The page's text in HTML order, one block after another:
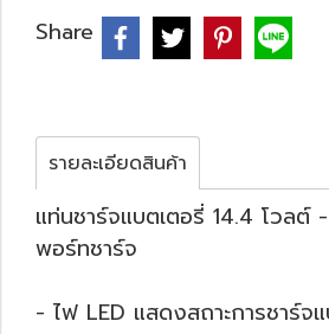
Share
รายละเอียดสินค้า
แท่นชาร์จแบตเตอรี่ 14.4 โวลต์
พอร์ทชาร์จ
- ไฟ LED แสดงสถาะการชาร์จ